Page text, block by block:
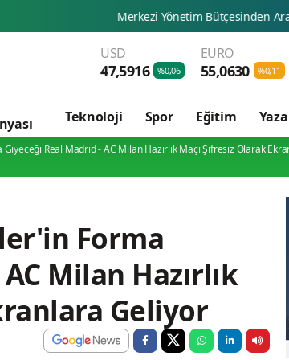
Merkezi Yönetim Bütçesinden Araştırma
USD
47,5916 %0,06
EURO
55,0630 %0,11
Teknoloji Spor Eğitim
Real Madrid - AC Milan Hazırlık Maçı Şifresiz Olarak
Forma
Milan Hazırlık
Geliyor